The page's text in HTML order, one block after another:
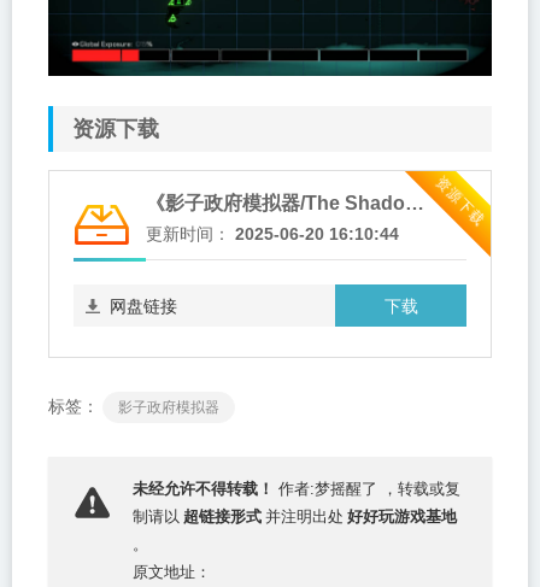
资源下载
资源下载
《影子政府模拟器/The Shadow Government Simulator》免安装中文版 【百度网盘下载】
更新时间： 2025-06-20 16:10:44
下载
网盘链接
标签： 影子政府模拟器
未经允许不得转载！ 作者:梦摇醒了 ，转载或复
制请以 超链接形式 并注明出处 好好玩游戏基地
。
原文地址：